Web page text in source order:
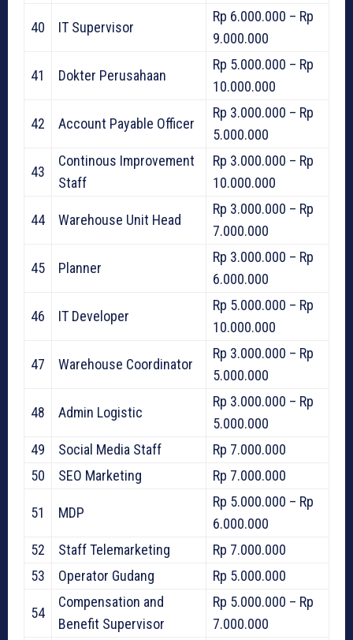
40 IT Supervisor
Rp 6.000.000 – Rp
9.000.000
41 Dokter Perusahaan
Rp 5.000.000 – Rp
10.000.000
42 Account Payable Officer
Rp 3.000.000 – Rp
5.000.000
43
Continous Improvement
Staff
Rp 3.000.000 – Rp
10.000.000
44 Warehouse Unit Head
Rp 3.000.000 – Rp
7.000.000
45 Planner
Rp 3.000.000 – Rp
6.000.000
46 IT Developer
Rp 5.000.000 – Rp
10.000.000
47 Warehouse Coordinator
Rp 3.000.000 – Rp
5.000.000
48 Admin Logistic
Rp 3.000.000 – Rp
5.000.000
49
Social Media Staff
Rp 7.000.000
50
SEO Marketing Rp 7.000.000
51 MDP
Rp 5.000.000 – Rp
6.000.000
52
Staff Telemarketing
Rp 7.000.000
53
Operator Gudang Rp 5.000.000
54
Compensation and
Benefit Supervisor
Rp 5.000.000 – Rp
7.000.000